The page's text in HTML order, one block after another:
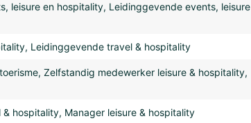
leisure en hospitality, Leidinggevende events, leisure
Leidinggevende travel & hospitality
Zelfstandig medewerker leisure & hospitality,
hospitality, Manager leisure & hospitality